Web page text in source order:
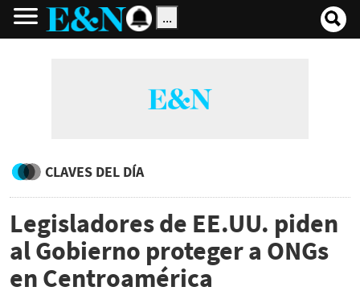
...
CLAVES DEL DÍA
Legisladores de EE.UU. piden
al Gobierno proteger a ONGs
en Centroamérica